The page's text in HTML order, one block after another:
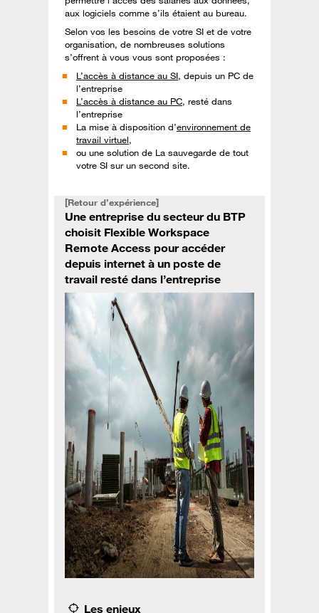
aux logiciels comme s’ils étaient au bureau.
Selon vos les besoins de votre SI et de votre
organisation, de nombreuses solutions
s’offrent à vous vous sont proposées :
L’accès à distance au SI, depuis un PC de
l’entreprise
L’accès à distance au PC, resté dans
l’entreprise
La mise à disposition d’environnement de
travail virtuel,
ou une solution de La sauvegarde de tout
votre SI sur un second site.
[Retour d’expérience]
Une entreprise du secteur du BTP
choisit Flexible Workspace
Remote Access pour accéder
depuis internet à un poste de
travail resté dans l’entreprise
Les enjeux